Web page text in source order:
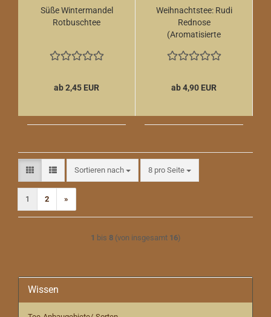
Süße Wintermandel
Rotbuschtee
ab 2,45 EUR
Weihnachtstee: Rudi
Rednose
(Aromatisierte
ab 4,90 EUR
Sortieren nach
Sortieren nach 8 pro Seite
pro Seite
1 2 »
1 bis 8(von insgesamt 16)
Wissen